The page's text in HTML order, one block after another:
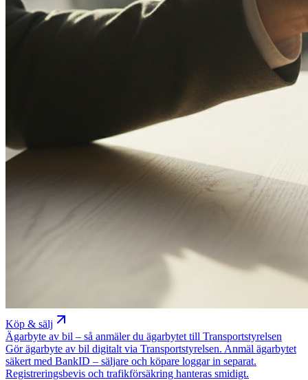
Köp & sälj
Ägarbyte av bil – så anmäler du ägarbytet till Transportstyrelsen
Gör ägarbyte av bil digitalt via Transportstyrelsen. Anmäl ägarbytet
säkert med BankID – säljare och köpare loggar in separat.
Registreringsbevis och trafikförsäkring hanteras smidigt.